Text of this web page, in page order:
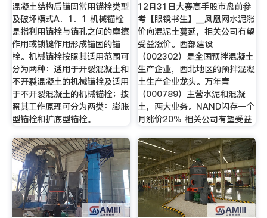
混凝土结构后锚固常用锚栓类型
及破坏模式A．1．1 机械锚栓
是指利用锚栓与锚孔之间的摩擦
作用或锁键作用形成锚固的锚
栓。机械锚栓按照其适用范围可
分为两种：适用于开裂混凝土和
不开裂混凝土的机械锚栓及适用
于不开裂混凝土的机械锚栓；按
照其工作原理可分为两类：膨胀
型锚栓和扩底型锚栓。
12月31日大赛高手股市盘前参
考【眼镜书生】__凤凰网水泥涨
价向混泥土蔓延，相关公司有望
受益涨价。西部建设
（002302）是全国预拌混凝土
生产企业，西北地区的预拌混凝
土生产企业龙头。万年青
（000789）主营水泥和混凝
土，两大业务。NAND闪存一个
月涨价20% 相关公司有望受益